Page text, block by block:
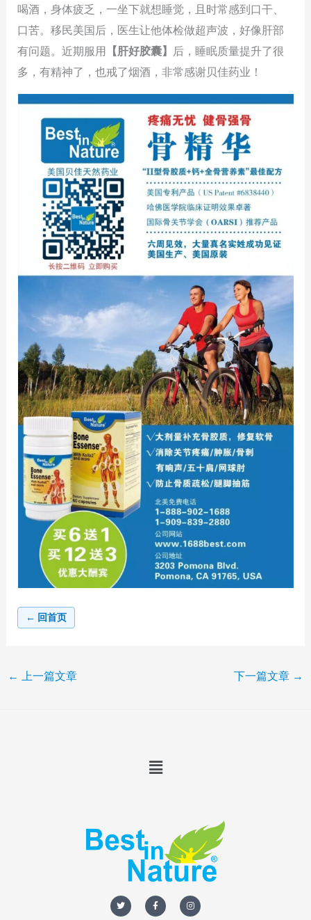
喝酒，身体疲乏，一坐下就想睡觉，且时常感到口干、
口苦。移民美国后，医生让他体检做超声波，好像肝部
有问题。近期服用 【肝好胶囊】 后，睡眠质量提升了很
多，有精神了，也戒了烟酒，非常感谢贝佳药业！
← 回首页
← 上一篇文章 下一篇文章 →
Menu
w
i
t
a
c
e
n
s
t